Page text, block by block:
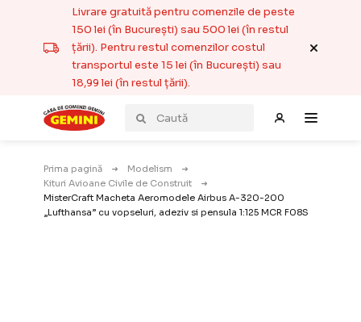
Livrare gratuită pentru comenzile de peste
150 lei (în București) sau 500 lei (în restul
țării). Pentru restul comenzilor costul
transportul este 15 lei (în București) sau
18,99 lei (în restul țării).
Prima pagină
Modelism
Kituri Avioane Civile de Construit
MisterCraft Macheta Aeromodele Airbus A-320-200
„Lufthansa” cu vopseluri, adeziv si pensula 1:125 MCR F08S